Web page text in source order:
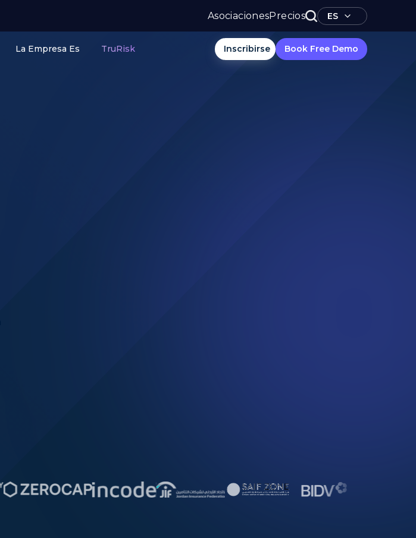
AsociacionesPrecios ES
La Empresa Es TruRisk Inscribirse Book Free Demo